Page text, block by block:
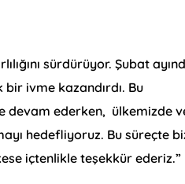
sürdürüyor. Şubat
ivme kazandırdı. Bu
devam ederken, ülkemizde
hedefliyoruz. Bu süreçte
içtenlikle teşekkür ederiz.”